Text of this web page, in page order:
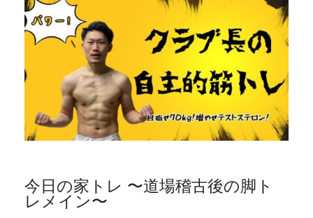
今日の家トレ 〜道場稽古後の脚ト
レメイン〜